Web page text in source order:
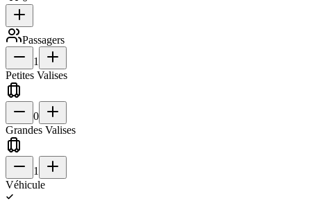
Passagers
1
Petites Valises
0
Grandes Valises
1
Véhicule